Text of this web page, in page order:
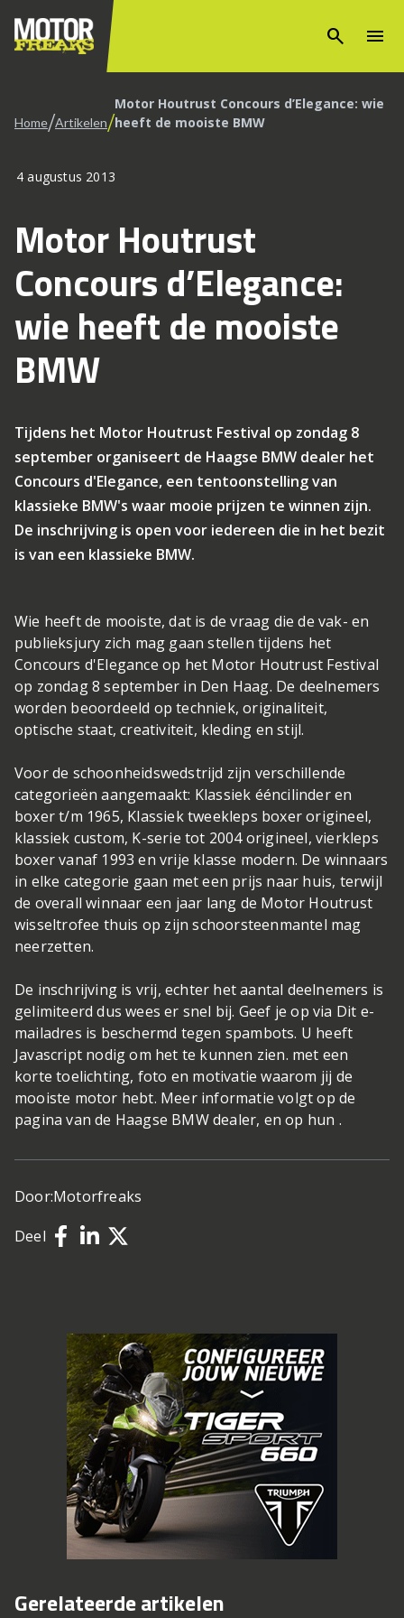
search menu
Home/Artikelen/Motor Houtrust Concours d’Elegance: wie
heeft de mooiste BMW
4 augustus 2013
Motor Houtrust
Concours d’Elegance:
wie heeft de mooiste
BMW
Tijdens het Motor Houtrust Festival op zondag 8
september organiseert de Haagse BMW dealer het
Concours d'Elegance, een tentoonstelling van
klassieke BMW's waar mooie prijzen te winnen zijn.
De inschrijving is open voor iedereen die in het bezit
is van een klassieke BMW.
Wie heeft de mooiste, dat is de vraag die de vak- en
publieksjury zich mag gaan stellen tijdens het
Concours d'Elegance op het Motor Houtrust Festival
op zondag 8 september in Den Haag. De deelnemers
worden beoordeeld op techniek, originaliteit,
optische staat, creativiteit, kleding en stijl.
Voor de schoonheidswedstrijd zijn verschillende
categorieën aangemaakt: Klassiek ééncilinder en
boxer t/m 1965, Klassiek tweekleps boxer origineel,
klassiek custom, K-serie tot 2004 origineel, vierkleps
boxer vanaf 1993 en vrije klasse modern. De winnaars
in elke categorie gaan met een prijs naar huis, terwijl
de overall winnaar een jaar lang de Motor Houtrust
wisseltrofee thuis op zijn schoorsteenmantel mag
neerzetten.
De inschrijving is vrij, echter het aantal deelnemers is
gelimiteerd dus wees er snel bij. Geef je op via Dit e-
mailadres is beschermd tegen spambots. U heeft
Javascript nodig om het te kunnen zien. met een
korte toelichting, foto en motivatie waarom jij de
mooiste motor hebt. Meer informatie volgt op de
pagina van de Haagse BMW dealer, en op hun .
Door:Motorfreaks
Deel
Gerelateerde artikelen